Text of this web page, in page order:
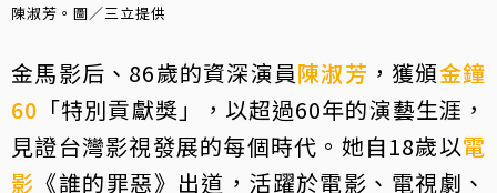
陳淑芳。圖／三立提供
金馬影后、86歲的資深演員陳淑芳 ，獲頒金鐘
60 「特別貢獻獎」，以超過60年的演藝生涯，
見證台灣影視發展的每個時代。她自18歲以電
影 《誰的罪惡》出道，活躍於電影、電視劇、